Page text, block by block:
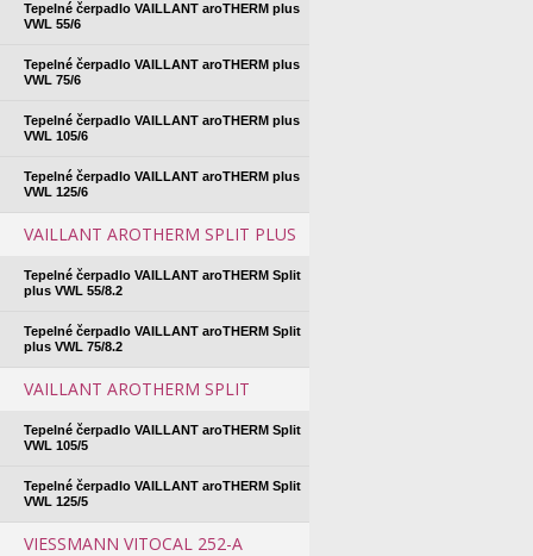
Tepelné čerpadlo VAILLANT aroTHERM plus
VWL 55/6
Tepelné čerpadlo VAILLANT aroTHERM plus
VWL 75/6
Tepelné čerpadlo VAILLANT aroTHERM plus
VWL 105/6
Tepelné čerpadlo VAILLANT aroTHERM plus
VWL 125/6
VAILLANT AROTHERM SPLIT PLUS
Tepelné čerpadlo VAILLANT aroTHERM Split
plus VWL 55/8.2
Tepelné čerpadlo VAILLANT aroTHERM Split
plus VWL 75/8.2
VAILLANT AROTHERM SPLIT
Tepelné čerpadlo VAILLANT aroTHERM Split
VWL 105/5
Tepelné čerpadlo VAILLANT aroTHERM Split
VWL 125/5
VIESSMANN VITOCAL 252-A